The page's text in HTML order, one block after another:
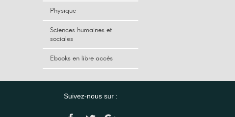
Physique
Sciences humaines et
sociales
Ebooks en libre accès
Suivez-nous sur :